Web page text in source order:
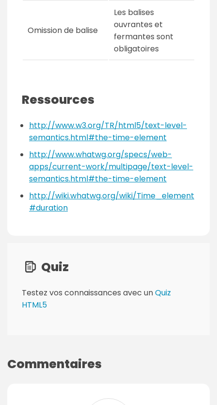
Omission de balise
Les balises
ouvrantes et
fermantes sont
obligatoires
Ressources
http://www.w3.org/TR/html5/text-level-
semantics.html#the-time-element
http://www.whatwg.org/specs/web-
apps/current-work/multipage/text-level-
semantics.html#the-time-element
http://wiki.whatwg.org/wiki/Time_element
#duration
Quiz
Testez vos connaissances avec unQuiz
HTML5
Commentaires